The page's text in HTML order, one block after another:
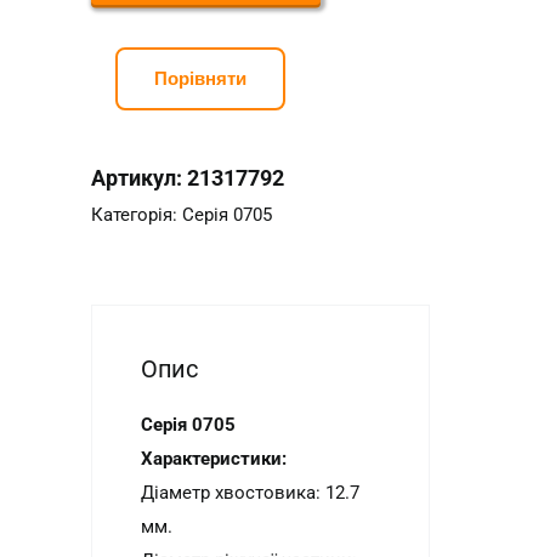
Порівняти
Артикул: 21317792
Категорія: Серія 0705
Опис
Серія 0705
Характеристики:
Діаметр хвостовика: 12.7
мм.